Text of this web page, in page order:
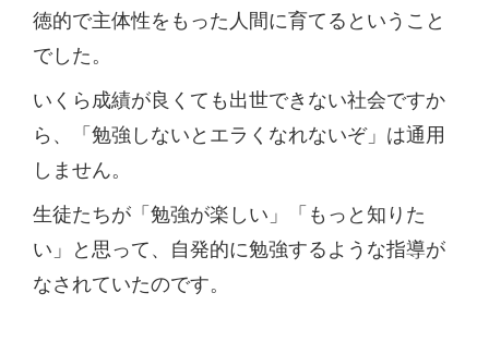
徳的で主体性をもった人間に育てるということ
でした。
いくら成績が良くても出世できない社会ですか
ら、「勉強しないとエラくなれないぞ」は通用
しません。
生徒たちが「勉強が楽しい」「もっと知りた
い」と思って、自発的に勉強するような指導が
なされていたのです。